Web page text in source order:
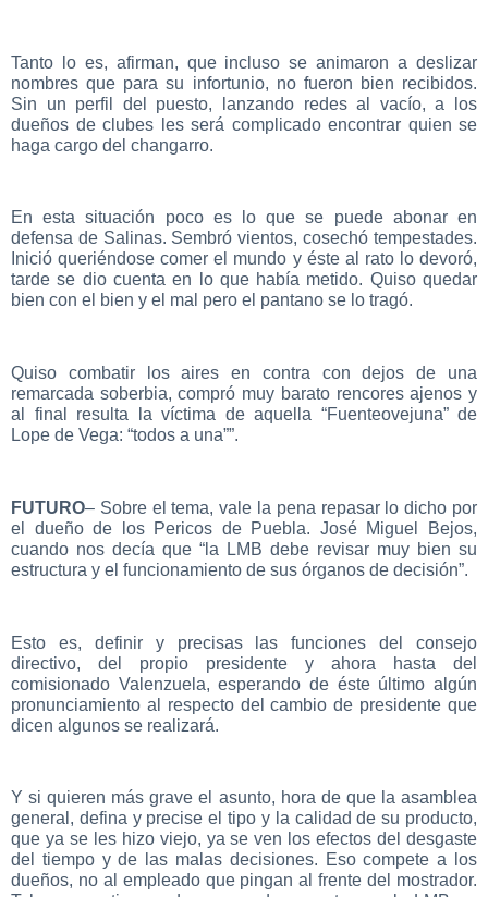
Tanto lo es, afirman, que incluso se animaron a deslizar
nombres que para su infortunio, no fueron bien recibidos.
Sin un perfil del puesto, lanzando redes al vacío, a los
dueños de clubes les será complicado encontrar quien se
haga cargo del changarro.
En esta situación poco es lo que se puede abonar en
defensa de Salinas. Sembró vientos, cosechó tempestades.
Inició queriéndose comer el mundo y éste al rato lo devoró,
tarde se dio cuenta en lo que había metido. Quiso quedar
bien con el bien y el mal pero el pantano se lo tragó.
Quiso combatir los aires en contra con dejos de una
remarcada soberbia, compró muy barato rencores ajenos y
al final resulta la víctima de aquella “Fuenteovejuna” de
Lope de Vega: “todos a una””.
FUTURO– Sobre el tema, vale la pena repasar lo dicho por
el dueño de los Pericos de Puebla. José Miguel Bejos,
cuando nos decía que “la LMB debe revisar muy bien su
estructura y el funcionamiento de sus órganos de decisión”.
Esto es, definir y precisas las funciones del consejo
directivo, del propio presidente y ahora hasta del
comisionado Valenzuela, esperando de éste último algún
pronunciamiento al respecto del cambio de presidente que
dicen algunos se realizará.
Y si quieren más grave el asunto, hora de que la asamblea
general, defina y precise el tipo y la calidad de su producto,
que ya se les hizo viejo, ya se ven los efectos del desgaste
del tiempo y de las malas decisiones. Eso compete a los
dueños, no al empleado que pingan al frente del mostrador.